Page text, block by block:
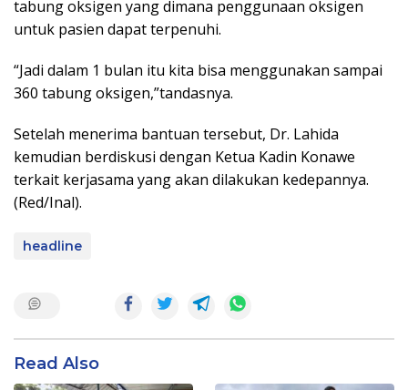
tabung oksigen yang dimana penggunaan oksigen
untuk pasien dapat terpenuhi.
“Jadi dalam 1 bulan itu kita bisa menggunakan sampai
360 tabung oksigen,”tandasnya.
Setelah menerima bantuan tersebut, Dr. Lahida
kemudian berdiskusi dengan Ketua Kadin Konawe
terkait kerjasama yang akan dilakukan kedepannya.
(Red/Inal).
headline
Read Also